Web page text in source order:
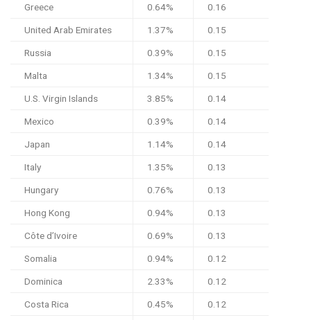
Greece 0.64% 0.16
United Arab Emirates 1.37% 0.15
Russia 0.39% 0.15
Malta 1.34% 0.15
U.S. Virgin Islands 3.85% 0.14
Mexico 0.39% 0.14
Japan 1.14% 0.14
Italy 1.35% 0.13
Hungary 0.76% 0.13
Hong Kong 0.94% 0.13
Côte d’Ivoire 0.69% 0.13
Somalia 0.94% 0.12
Dominica 2.33% 0.12
Costa Rica 0.45% 0.12